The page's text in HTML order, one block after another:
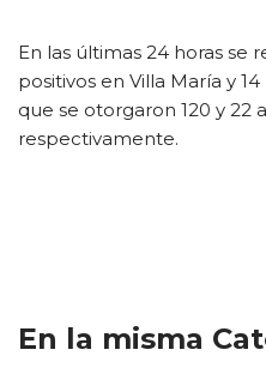
En las últimas 24 horas se
positivos en Villa María y
que se otorgaron 120 y 22
respectivamente.
En la misma